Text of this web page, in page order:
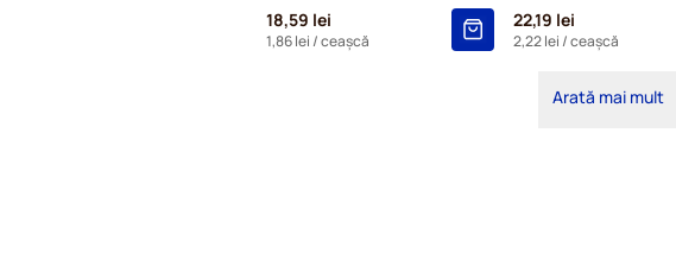
18,59 lei
1,86 lei / ceașcă
22,19 lei
2,22 lei / ceașcă
Arată mai mult